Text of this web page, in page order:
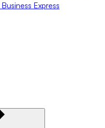
Business Express